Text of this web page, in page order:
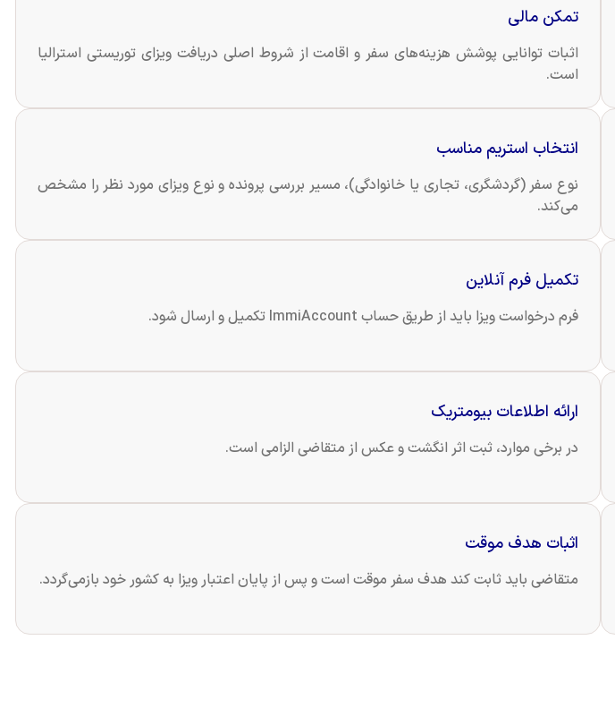
تمکن مالی
اثبات توانایی پوشش هزینه‌های سفر و اقامت از شروط اصلی دریافت ویزای توریستی استرالیا
است.
انتخاب استریم مناسب
نوع سفر (گردشگری، تجاری یا خانوادگی)، مسیر بررسی پرونده و نوع ویزای مورد نظر را مشخص
می‌کند.
تکمیل فرم آنلاین
فرم درخواست ویزا باید از طریق حساب ImmiAccount تکمیل و ارسال شود.
ارائه اطلاعات بیومتریک
در برخی موارد، ثبت اثر انگشت و عکس از متقاضی الزامی است.
اثبات هدف موقت
متقاضی باید ثابت کند هدف سفر موقت است و پس از پایان اعتبار ویزا به کشور خود بازمی‌گردد.